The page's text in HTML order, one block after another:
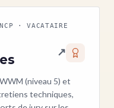
· VACATAIRE
↗
(niveau 5) et
techniques,